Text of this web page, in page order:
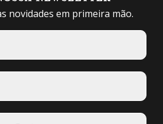
novidades em primeira mão.